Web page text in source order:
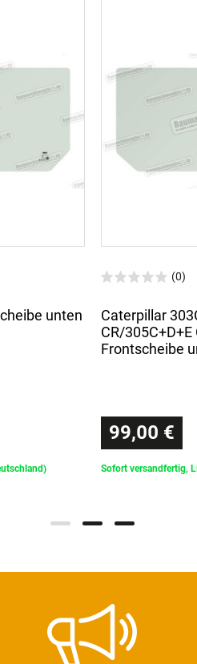
unten
(0)
Caterpillar
CR/
Frontscheibe
99,00 €
Sofort versandfertig,